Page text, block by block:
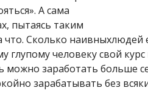
А сама
пытаясь таким
Сколько наивныхлюдей
человеку свой курс
можно заработать больше
зарабатывать без